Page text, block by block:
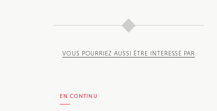
VOUS POURRIEZ AUSSI ÊTRE INTÉRESSÉ PAR
EN CONTINU